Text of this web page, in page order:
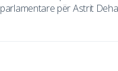
parlamentare për Astrit